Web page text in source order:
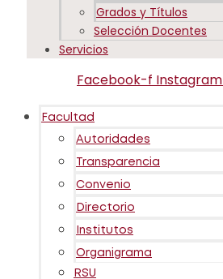
Grados y Títulos
Selección Docentes
Servicios
Facebook-f Instagram
Facultad
Autoridades
Transparencia
Convenio
Directorio
Institutos
Organigrama
RSU